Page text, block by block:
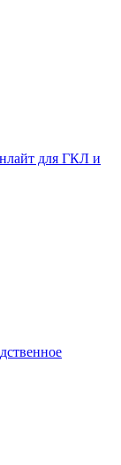
для ГКЛ и